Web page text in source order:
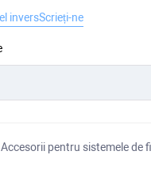
inversScrieți-ne
Accesorii pentru sistemele de